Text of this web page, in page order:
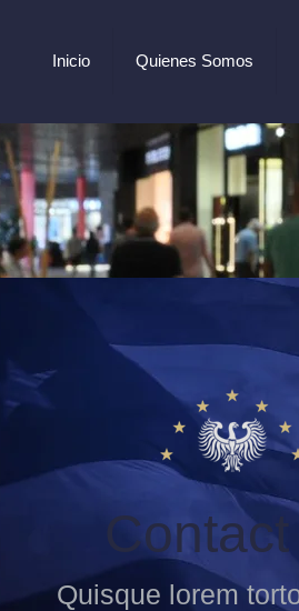
Inicio Quienes Somos
Quisque lorem